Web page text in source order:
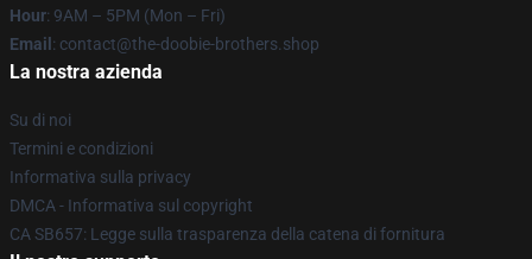
Hour: 9AM – 5PM (Mon – Fri)
Email : contact@the-doobie-brothers.shop
La nostra azienda
Su di noi
Termini e condizioni
Informativa sulla privacy
DMCA - Informativa sul copyright
CA SB657: Legge sulla trasparenza della catena di fornitura